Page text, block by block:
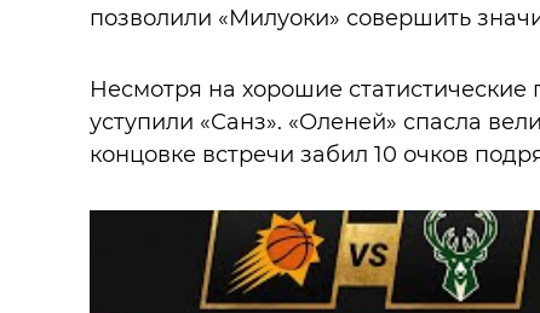
позволили «Милуоки» совершить
Несмотря на хорошие статистические
уступили «Санз». «Оленей» спасла
концовке встречи забил 10 очков